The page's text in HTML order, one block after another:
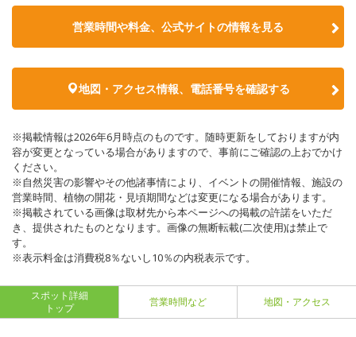
営業時間や料金、公式サイトの情報を見る
地図・アクセス情報、電話番号を確認する
※掲載情報は2026年6月時点のものです。随時更新をしておりますが内
容が変更となっている場合がありますので、事前にご確認の上おでかけ
ください。
※自然災害の影響やその他諸事情により、イベントの開催情報、施設の
営業時間、植物の開花・見頃期間などは変更になる場合があります。
※掲載されている画像は取材先から本ページへの掲載の許諾をいただ
き、提供されたものとなります。画像の無断転載(二次使用)は禁止で
す。
※表示料金は消費税8％ないし10％の内税表示です。
スポット詳細
トップ
営業時間など 地図・アクセス